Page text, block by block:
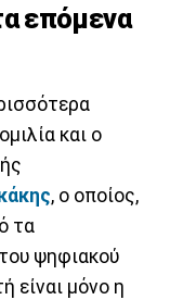
επόμενα
και ο
, ο οποίος,
τα
ψηφιακού
είναι μόνο η